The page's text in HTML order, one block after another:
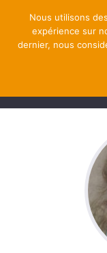
Nous utilisons
expérience sur
dernier, nous